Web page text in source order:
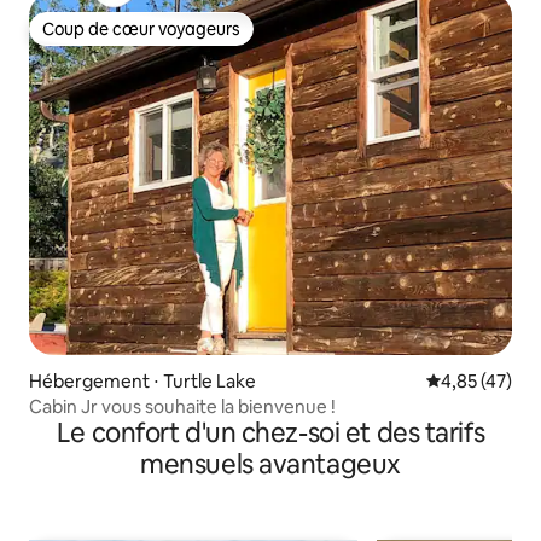
Coup de cœur voyageurs
Coup de cœur voyageurs
Hébergement ⋅ Turtle Lake Évaluation
4,85 (47)
Cabin Jr vous souhaite la bienvenue !
Le confort d'un chez-soi et des tarifs
mensuels avantageux